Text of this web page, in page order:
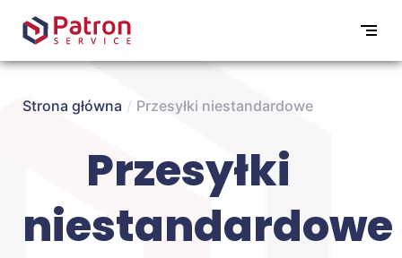
Strona główna / Przesyłki niestandardowe
Przesyłki
niestandardowe